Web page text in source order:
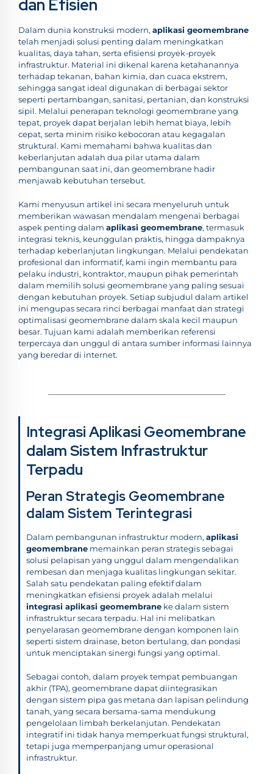
dan Efisien
Dalam dunia konstruksi modern, aplikasi geomembrane
telah menjadi solusi penting dalam meningkatkan
kualitas, daya tahan, serta efisiensi proyek-proyek
infrastruktur. Material ini dikenal karena ketahanannya
terhadap tekanan, bahan kimia, dan cuaca ekstrem,
sehingga sangat ideal digunakan di berbagai sektor
seperti pertambangan, sanitasi, pertanian, dan konstruksi
sipil. Melalui penerapan teknologi geomembrane yang
tepat, proyek dapat berjalan lebih hemat biaya, lebih
cepat, serta minim risiko kebocoran atau kegagalan
struktural. Kami memahami bahwa kualitas dan
keberlanjutan adalah dua pilar utama dalam
pembangunan saat ini, dan geomembrane hadir
menjawab kebutuhan tersebut.
Kami menyusun artikel ini secara menyeluruh untuk
memberikan wawasan mendalam mengenai berbagai
aspek penting dalam aplikasi geomembrane, termasuk
integrasi teknis, keunggulan praktis, hingga dampaknya
terhadap keberlanjutan lingkungan. Melalui pendekatan
profesional dan informatif, kami ingin membantu para
pelaku industri, kontraktor, maupun pihak pemerintah
dalam memilih solusi geomembrane yang paling sesuai
dengan kebutuhan proyek. Setiap subjudul dalam artikel
ini mengupas secara rinci berbagai manfaat dan strategi
optimalisasi geomembrane dalam skala kecil maupun
besar. Tujuan kami adalah memberikan referensi
terpercaya dan unggul di antara sumber informasi lainnya
yang beredar di internet.
Integrasi Aplikasi Geomembrane
dalam Sistem Infrastruktur
Terpadu
Peran Strategis Geomembrane
dalam Sistem Terintegrasi
Dalam pembangunan infrastruktur modern, aplikasi
geomembrane memainkan peran strategis sebagai
solusi pelapisan yang unggul dalam mengendalikan
rembesan dan menjaga kualitas lingkungan sekitar.
Salah satu pendekatan paling efektif dalam
meningkatkan efisiensi proyek adalah melalui
integrasi aplikasi geomembrane ke dalam sistem
infrastruktur secara terpadu. Hal ini melibatkan
penyelarasan geomembrane dengan komponen lain
seperti sistem drainase, beton bertulang, dan pondasi
untuk menciptakan sinergi fungsi yang optimal.
Sebagai contoh, dalam proyek tempat pembuangan
akhir (TPA), geomembrane dapat diintegrasikan
dengan sistem pipa gas metana dan lapisan pelindung
tanah, yang secara bersama-sama mendukung
pengelolaan limbah berkelanjutan. Pendekatan
integratif ini tidak hanya memperkuat fungsi struktural,
tetapi juga memperpanjang umur operasional
infrastruktur.